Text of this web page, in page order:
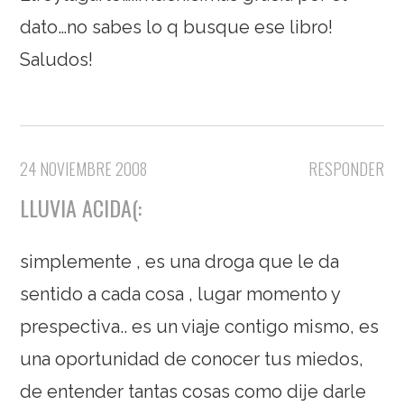
dato…no sabes lo q busque ese libro!
Saludos!
RESPONDER
24 NOVIEMBRE 2008
LLUVIA ACIDA(:
simplemente , es una droga que le da
sentido a cada cosa , lugar momento y
prespectiva.. es un viaje contigo mismo, es
una oportunidad de conocer tus miedos,
de entender tantas cosas como dije darle